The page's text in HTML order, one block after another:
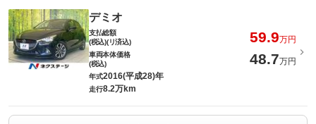
デミオ
支払総額
(税込)(リ済込)
59.9万円
車両本体価格
(税込)
48.7万円
年式2016(平成28)年
走行8.2万km